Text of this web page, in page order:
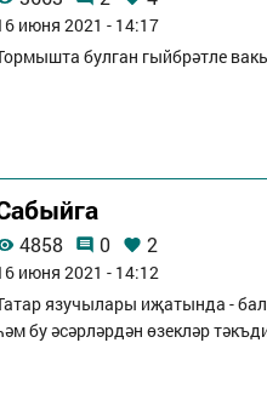
июня 2021 - 14:17
булган гыйбрәтле
4858 0 2
июня 2021 - 14:12
язучылары иҗатында -
бу әсәрләрдән өзекләр